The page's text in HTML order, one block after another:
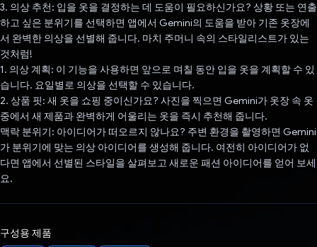
3. 의상 추천: 입을 옷을 결정하는 데 도움이 필요하신가요? 상황 또는 연출
하고 싶은 분위기를 선택하면 앱에서 Gemini의 도움을 받아 기존 옷장에
서 완벽한 의상을 선별해 줍니다. 마치 주머니 속의 스타일리스트가 있는
것처럼!
1. 의상 계획: 이 기능을 사용하면 앞으로 며칠 동안 입을 옷을 계획할 수 있
습니다. 요일별로 의상을 선택할 수 있습니다.
2. 상품 핏: 새 옷을 쇼핑 중이신가요? 사진을 찍으면 Gemini가 옷장 속 옷
중에서 새 제품과 완벽하게 어울리는 옷을 즉시 추천해 줍니다.
맥락 분위기: 아이디어가 떠오르지 않나요? 주변 환경을 촬영하면 Gemini
가 분위기에 맞는 의상 아이디어를 생성해 줍니다. 여전히 아이디어가 없
다면 앱에서 선별된 스타일을 살펴보고 새로운 패션 아이디어를 얻어 보세
요.
구성용 제품